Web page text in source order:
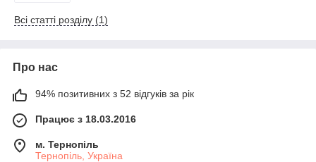
Всі статті розділу (1)
Про нас
94% позитивних з 52 відгуків за рік
Працює з 18.03.2016
м. Тернопіль
Тернопіль, Україна